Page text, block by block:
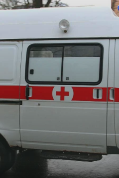
Недвижимость и ЖКХ
Образование
Общество
Погода
Праздники
Происшествия
Экономика и бизнес
ПРОЕКТЫ
Блоги